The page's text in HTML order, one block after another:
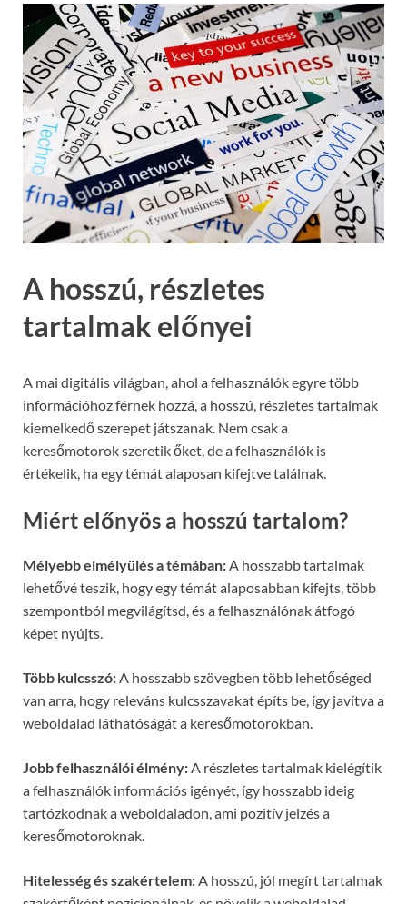
A hosszú, részletes
tartalmak előnyei
A mai digitális világban, ahol a felhasználók egyre több
információhoz férnek hozzá, a hosszú, részletes tartalmak
kiemelkedő szerepet játszanak. Nem csak a
keresőmotorok szeretik őket, de a felhasználók is
értékelik, ha egy témát alaposan kifejtve találnak.
Miért előnyös a hosszú tartalom?
Mélyebb elmélyülés a témában:A hosszabb tartalmak
lehetővé teszik, hogy egy témát alaposabban kifejts, több
szempontból megvilágítsd, és a felhasználónak átfogó
képet nyújts.
Több kulcsszó:A hosszabb szövegben több lehetőséged
van arra, hogy releváns kulcsszavakat építs be, így javítva a
weboldalad láthatóságát a keresőmotorokban.
Jobb felhasználói élmény:A részletes tartalmak kielégítik
a felhasználók információs igényét, így hosszabb ideig
tartózkodnak a weboldaladon, ami pozitív jelzés a
keresőmotoroknak.
Hitelesség és szakértelem:A hosszú, jól megírt tartalmak